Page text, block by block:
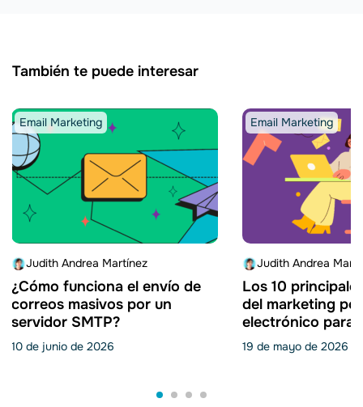
También te puede interesar
Email Marketing
Judith Andrea Martínez
¿Cómo funciona el envío de
correos masivos por un
servidor SMTP?
10 de junio de 2026
Email Marketing
Judith Andrea
Los 10
del marketing
electrónico para
empresa
19 de mayo de 2026